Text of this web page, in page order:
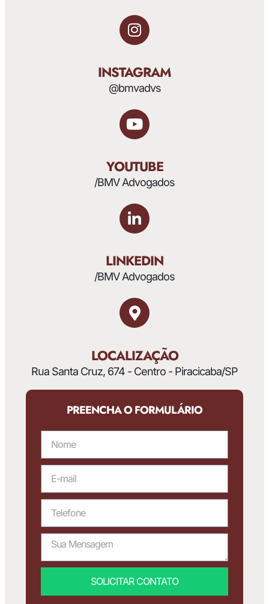
INSTAGRAM
@bmvadvs
YOUTUBE
/BMV Advogados
LINKEDIN
/BMV Advogados
LOCALIZAÇÃO
Rua Santa Cruz, 674 - Centro - Piracicaba/SP
PREENCHA O FORMULÁRIO
SOLICITAR CONTATO